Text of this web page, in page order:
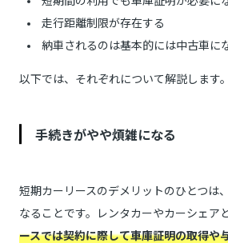
走行距離制限が存在する
納車されるのは基本的には中古車に
以下では、それぞれについて解説します。
手続きがやや煩雑になる
短期カーリースのデメリットのひとつは
なることです。レンタカーやカーシェアと
ースでは契約に際して車庫証明の取得や